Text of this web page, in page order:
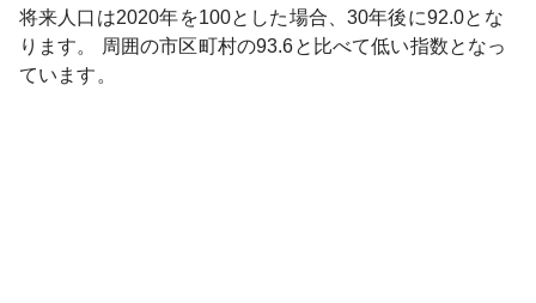
将来人口は2020年を100とした場合、30年後に92.0とな
ります。
周囲の市区町村の93.6と比べて低い指数となっ
ています。